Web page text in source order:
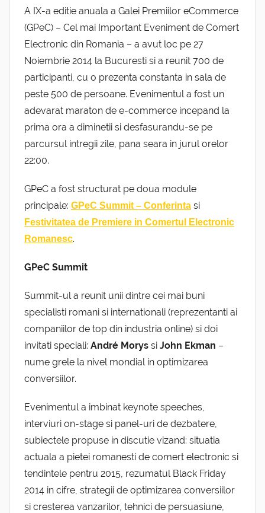
A IX-a editie anuala a Galei Premiilor eCommerce
(GPeC) – Cel mai Important Eveniment de Comert
Electronic din Romania – a avut loc pe 27
Noiembrie 2014 la Bucuresti si a reunit 700 de
participanti, cu o prezenta constanta in sala de
peste 500 de persoane. Evenimentul a fost un
adevarat maraton de e-commerce incepand la
prima ora a diminetii si desfasurandu-se pe
parcursul intregii zile, pana seara in jurul orelor
22:00.
GPeC a fost structurat pe doua module
principale: GPeC Summit – Conferinta si
Festivitatea de Premiere in Comertul Electronic
Romanesc.
GPeC Summit
Summit-ul a reunit unii dintre cei mai buni
specialisti romani si internationali (reprezentanti ai
companiilor de top din industria online) si doi
invitati speciali: André Morys si John Ekman –
nume grele la nivel mondial in optimizarea
conversiilor.
Evenimentul a imbinat keynote speeches,
interviuri on-stage si panel-uri de dezbatere,
subiectele propuse in discutie vizand: situatia
actuala a pietei romanesti de comert electronic si
tendintele pentru 2015, rezumatul Black Friday
2014 in cifre, strategii de optimizarea conversiilor
si cresterea vanzarilor, tehnici de persuasiune,